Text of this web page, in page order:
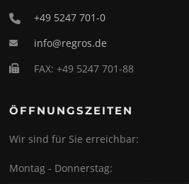
+49 5247 701-0
info@regros.de
FAX: +49 5247 701-88
ÖFFNUNGSZEITEN
Wir sind für Sie erreichbar:
Montag - Donnerstag: